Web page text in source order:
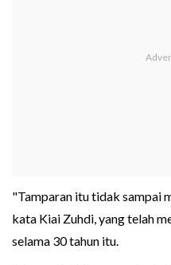
"Tamparan itu tidak sampai
kata Kiai Zuhdi, yang telah
selama 30 tahun itu.